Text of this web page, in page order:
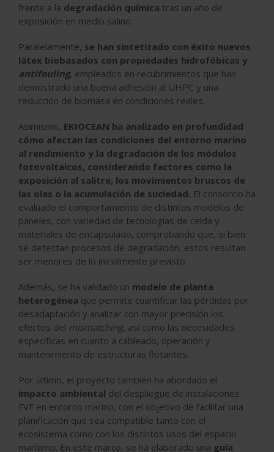
frente a la degradación química tras un año de
exposición en medio salino.
Paralelamente, se han sintetizado con éxito nuevos
látex biobasados con propiedades hidrofóbicas y
antifouling, empleados en recubrimientos que han
demostrado una buena adhesión al UHPC y una
reducción de biomasa en condiciones reales.
Asimismo, EKIOCEAN ha analizado en profundidad
cómo afectan las condiciones del entorno marino
al rendimiento y la degradación de los módulos
fotovoltaicos, considerando factores como la
exposición al salitre, los movimientos bruscos de
las olas o la acumulación de suciedad. El consorcio ha
evaluado el comportamiento de distintos modelos de
paneles, con variedad de tecnologías de celda y
materiales de encapsulado, comprobando que, si bien
se detectan procesos de degradación, estos resultan
ser menores de lo inicialmente previsto.
Además, se ha validado un modelo de planta
heterogénea que permite cuantificar las pérdidas por
desadaptación y analizar con mayor precisión los
efectos del mismatching, así como las necesidades
específicas en cuanto a cableado, operación y
mantenimiento de estructuras flotantes.
Por último, el proyecto también ha abordado el
impacto ambiental del despliegue de instalaciones
FVF en entorno marino, con el objetivo de facilitar una
planificación que sea compatible tanto con el
ecosistema como con los distintos usos del espacio
marítimo. En este marco, se ha elaborado una guía